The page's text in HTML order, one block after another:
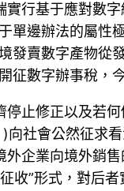
行基于應對數
邊辦法的屬性
賣數字產物
數字辦事稅，
止修正以及若
社會公然征求
企業向境外銷
收”形式，對后